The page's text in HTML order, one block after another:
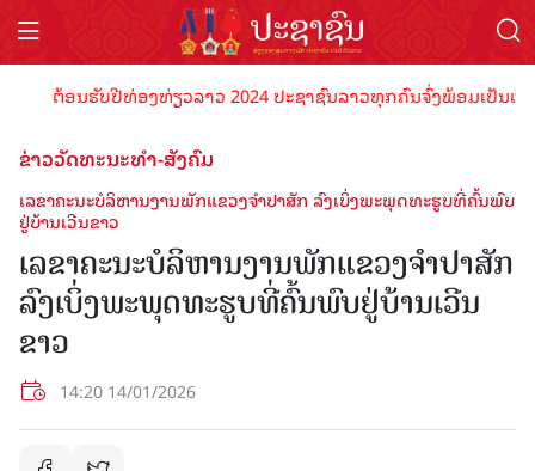
ຕ້ອນຮັບປີທ່ອງທ່ຽວລາວ 2024 ປະຊາຊົນລາວທຸກຄົນຈົ່ງພ້ອມເປັນເຈົ້າ
ຂ່າວວັດທະນະທຳ-ສັງຄົມ
ເລຂາຄະນະບໍລິຫານງານພັກແຂວງຈຳປາສັກ ລົງເບິ່ງພະພຸດທະຮູບທີ່ຄົ້ນພົບ
ຢູ່ບ້ານເວີນຂາວ
ເລຂາຄະນະບໍລິຫານງານພັກແຂວງຈຳປາສັກ
ລົງເບິ່ງພະພຸດທະຮູບທີ່ຄົ້ນພົບຢູ່ບ້ານເວີນ
ຂາວ
14:20 14/01/2026